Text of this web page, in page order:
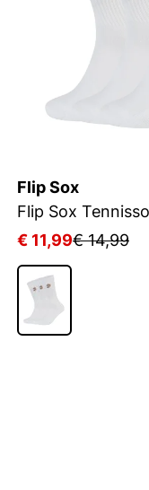
Flip Sox
€ 11,99€ 14,99